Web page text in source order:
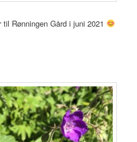
Rønningen Gård i juni 2021